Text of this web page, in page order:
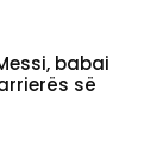
babai
së